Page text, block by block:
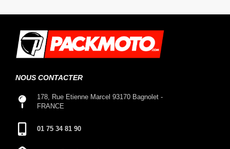
NOUS CONTACTER
178, Rue Etienne Marcel 93170 Bagnolet -
FRANCE
01 75 34 81 90